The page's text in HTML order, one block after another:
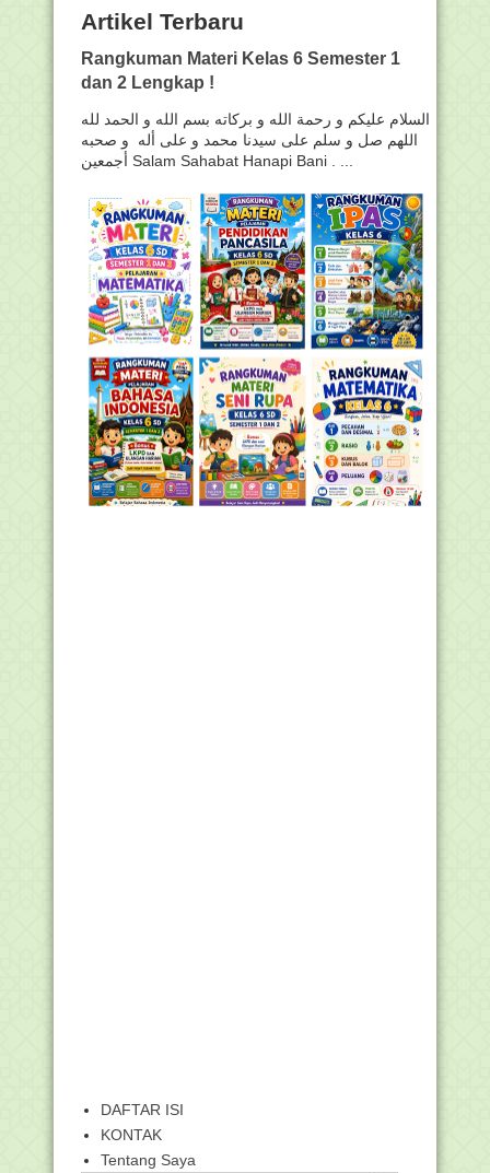
Artikel Terbaru
Rangkuman Materi Kelas 6 Semester 1
dan 2 Lengkap !
السلام عليكم و رحمة الله و بركاته بسم الله و الحمد لله
اللهم صل و سلم على سيدنا محمد و على أله و صحبه
أجمعين Salam Sahabat Hanapi Bani . ...
DAFTAR ISI
KONTAK
Tentang Saya